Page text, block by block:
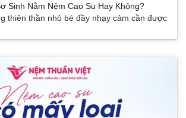
Sinh Nằm Nệm Cao Su Hay Không?
thiên thần nhỏ bé đầy nhạy cảm cần được